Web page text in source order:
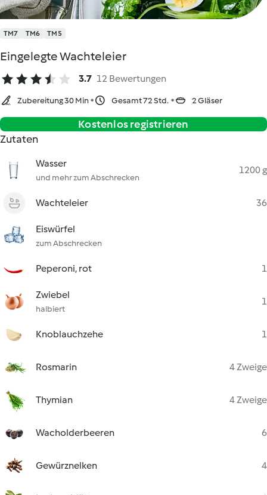
TM7 TM6 TM5
Eingelegte Wachteleier
3.7 12 Bewertungen
Zubereitung 30 Min Gesamt 72 Std. 2 Gläser
Kostenlos registrieren
Zutaten
Wasser
und mehr zum Abschrecken
1200 g
Wachteleier 36
Eiswürfel
zum Abschrecken
Peperoni, rot 1
Zwiebel
halbiert
1
Knoblauchzehe 1
Rosmarin 4 Zweige
Thymian 4 Zweige
Wacholderbeeren 6
Gewürznelken 4